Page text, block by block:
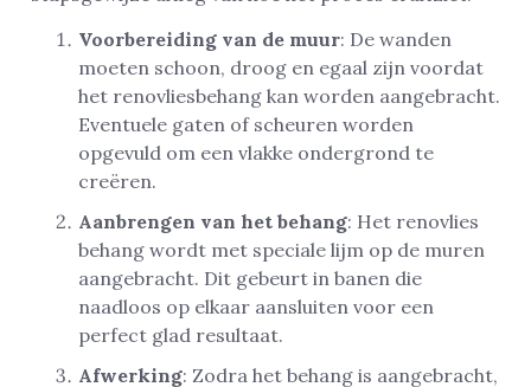
Voorbereiding van de muur: De wanden
moeten schoon, droog en egaal zijn voordat
het renovliesbehang kan worden aangebracht.
Eventuele gaten of scheuren worden
opgevuld om een vlakke ondergrond te
creëren.
Aanbrengen van het behang: Het renovlies
behang wordt met speciale lijm op de muren
aangebracht. Dit gebeurt in banen die
naadloos op elkaar aansluiten voor een
perfect glad resultaat.
Afwerking: Zodra het behang is aangebracht,